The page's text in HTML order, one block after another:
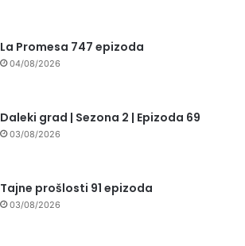
La Promesa 747 epizoda
04/08/2026
Daleki grad | Sezona 2 | Epizoda 69
03/08/2026
Tajne prošlosti 91 epizoda
03/08/2026